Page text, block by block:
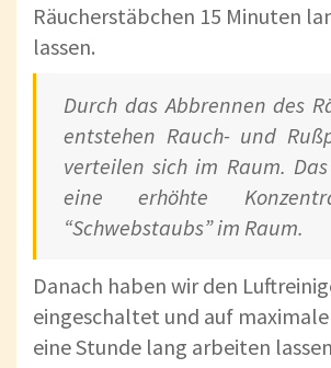
Räucherstäbchen 15 Minuten
lassen.
Durch das Abbrennen des
entstehen Rauch- und
verteilen sich im Raum.
eine erhöhte
“Schwebstaubs” im Raum.
Danach haben wir den
eingeschaltet und auf
eine Stunde lang arbeiten